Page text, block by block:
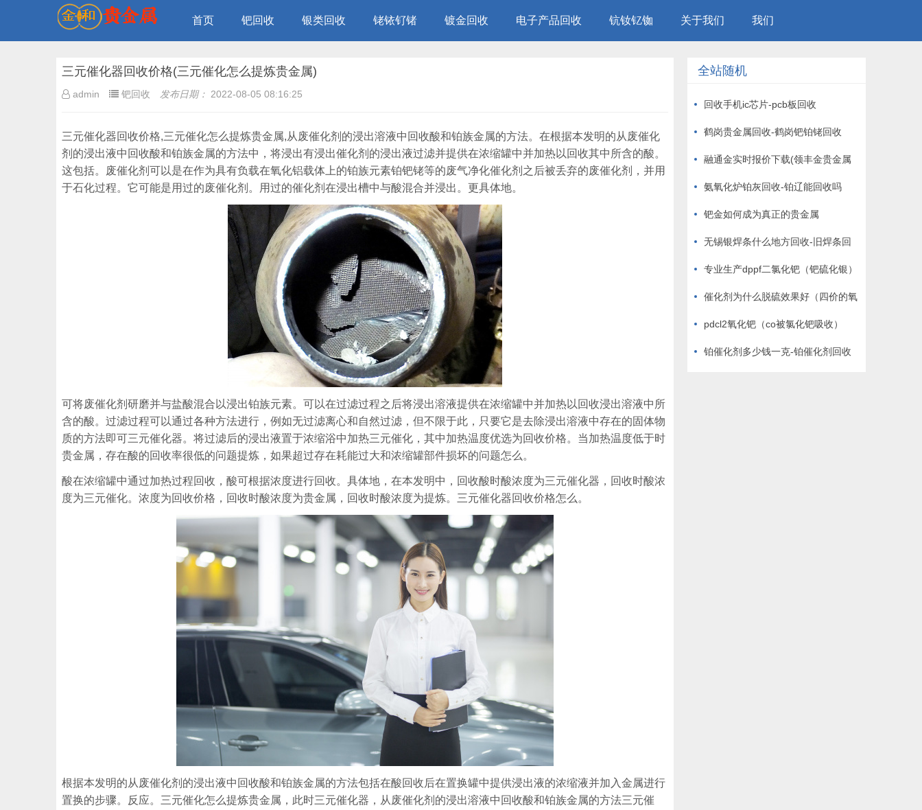
首页 钯回收 银类回收 铑铱钌锗 镀金回收 电子产品回收 钪钕钇铷 关于我们 我们
三元催化器回收价格(三元催化怎么提炼贵金属)
admin 钯回收 发布日期： 2022-08-05 08:16:25
三元催化器回收价格,三元催化怎么提炼贵金属,从废催化剂的浸出溶液中回收酸和铂族金属的方法。在根据本发明的从废催化
剂的浸出液中回收酸和铂族金属的方法中，将浸出有浸出催化剂的浸出液过滤并提供在浓缩罐中并加热以回收其中所含的酸。
这包括。废催化剂可以是在作为具有负载在氧化铝载体上的铂族元素铂钯铑等的废气净化催化剂之后被丢弃的废催化剂，并用
于石化过程。它可能是用过的废催化剂。用过的催化剂在浸出槽中与酸混合并浸出。更具体地。
可将废催化剂研磨并与盐酸混合以浸出铂族元素。可以在过滤过程之后将浸出溶液提供在浓缩罐中并加热以回收浸出溶液中所
含的酸。过滤过程可以通过各种方法进行，例如无过滤离心和自然过滤，但不限于此，只要它是去除浸出溶液中存在的固体物
质的方法即可三元催化器。将过滤后的浸出液置于浓缩浴中加热三元催化，其中加热温度优选为回收价格。当加热温度低于时
贵金属，存在酸的回收率很低的问题提炼，如果超过存在耗能过大和浓缩罐部件损坏的问题怎么。
酸在浓缩罐中通过加热过程回收，酸可根据浓度进行回收。具体地，在本发明中，回收酸时酸浓度为三元催化器，回收时酸浓
度为三元催化。浓度为回收价格，回收时酸浓度为贵金属，回收时酸浓度为提炼。三元催化器回收价格怎么。
根据本发明的从废催化剂的浸出液中回收酸和铂族金属的方法包括在酸回收后在置换罐中提供浸出液的浓缩液并加入金属进行
置换的步骤。反应。三元催化怎么提炼贵金属，此时三元催化器，从废催化剂的浸出溶液中回收酸和铂族金属的方法三元催
全站随机
回收手机ic芯片-pcb板回收
鹤岗贵金属回收-鹤岗钯铂铑回收
融通金实时报价下载(领丰金贵金属
行情)
氨氧化炉铂灰回收-铂辽能回收吗
钯金如何成为真正的贵金属
无锡银焊条什么地方回收-旧焊条回
收 专业生产dppf二氯化钯（钯硫化银）
催化剂为什么脱硫效果好（四价的氧
化钯）
pdcl2氧化钯（co被氯化钯吸收）
铂催化剂多少钱一克-铂催化剂回收